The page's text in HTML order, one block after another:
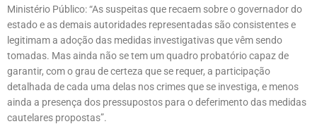
Ministério Público: “As suspeitas que recaem sobre o governador do
estado e as demais autoridades representadas são consistentes e
legitimam a adoção das medidas investigativas que vêm sendo
tomadas. Mas ainda não se tem um quadro probatório capaz de
garantir, com o grau de certeza que se requer, a participação
detalhada de cada uma delas nos crimes que se investiga, e menos
ainda a presença dos pressupostos para o deferimento das medidas
cautelares propostas”.